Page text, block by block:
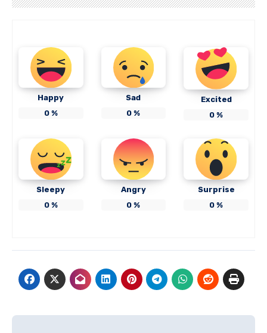
Happy
0%
Sad
0 %
Excited
0 %
Sleepy
0%
Angry
0 %
Surprise
0 %